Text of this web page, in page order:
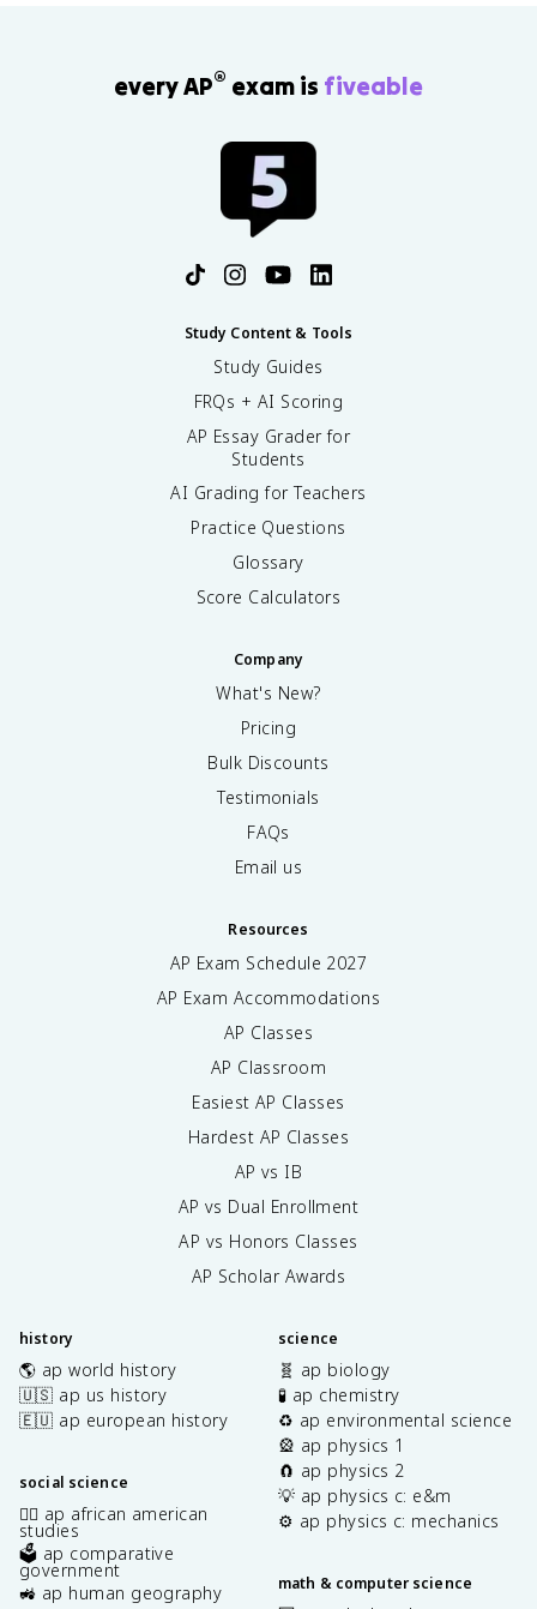
every AP® exam is fiveable
Study Content & Tools
Study Guides
FRQs + AI Scoring
AP Essay Grader for
Students
AI Grading for Teachers
Practice Questions
Glossary
Score Calculators
Company
What's New?
Pricing
Bulk Discounts
Testimonials
FAQs
Email us
Resources
AP Exam Schedule 2027
AP Exam Accommodations
AP Classes
AP Classroom
Easiest AP Classes
Hardest AP Classes
AP vs IB
AP vs Dual Enrollment
AP vs Honors Classes
AP Scholar Awards
history
🌎 ap world history
🇺🇸 ap us history
🇪🇺 ap european history
social science
✊🏿 ap african american
studies
🗳️ ap comparative
government
🚜 ap human geography
science
🧬 ap biology
🧪 ap chemistry
♻️ ap environmental science
🎡 ap physics 1
🧲 ap physics 2
💡 ap physics c: e&m
⚙️ ap physics c: mechanics
math & computer science